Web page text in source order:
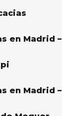
en Madrid –
en Madrid –